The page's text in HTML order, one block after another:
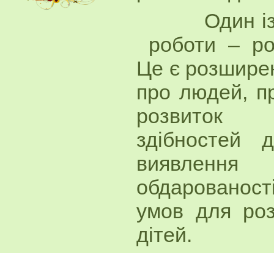
Один із
роботи –
Це є
про людей,
розвиток
здібностей
умов для
дітей.